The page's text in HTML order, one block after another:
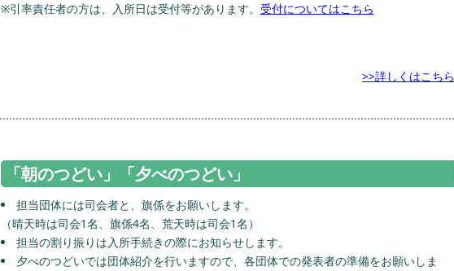
※引率責任者の方は、入所日は受付等があります。 受付についてはこちら
>>詳しくはこちら
「朝のつどい」「夕べのつどい」
担当団体には司会者と、旗係をお願いします。
（晴天時は司会1名、旗係4名、荒天時は司会1名）
担当の割り振りは入所手続きの際にお知らせします。
夕べのつどいでは団体紹介を行いますので、各団体での発表者の準備をお願いしま